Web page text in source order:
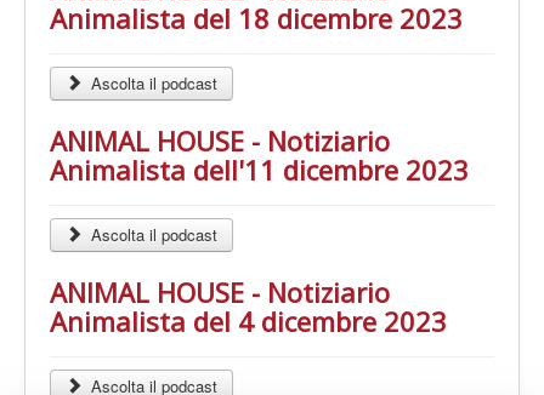
Animalista del 18 dicembre 2023
Ascolta il podcast
ANIMAL HOUSE - Notiziario
Animalista dell'11 dicembre 2023
Ascolta il podcast
ANIMAL HOUSE - Notiziario
Animalista del 4 dicembre 2023
Ascolta il podcast